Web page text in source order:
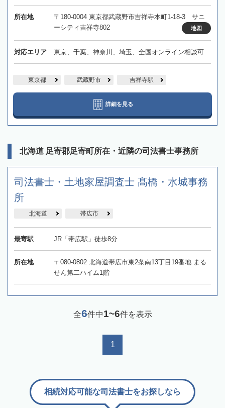
所在地
〒180-0004 東京都武蔵野市吉祥寺本町1-18-3 サニ
ーシティ吉祥寺802
地図
対応エリア 東京、千葉、神奈川、埼玉、全国オンライン相談可
東京都 武蔵野市 吉祥寺駅
詳細を見る
北海道 足寄郡足寄町所在・近隣の司法書士事務所
司法書士・土地家屋調査士 髙橋・水城事務
所
北海道 帯広市
最寄駅 JR「帯広駅」徒歩8分
所在地
〒080-0802 北海道帯広市東2条南13丁目19番地 まる
せん第二ハイム1階
全6件中1~6件を表示
1
相続対応可能な司法書士をお探しなら